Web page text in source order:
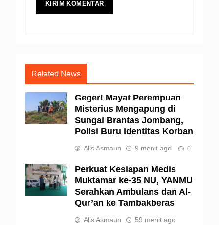
Related News
Geger! Mayat Perempuan
Misterius Mengapung di
Sungai Brantas Jombang,
Polisi Buru Identitas Korban
Alis Asmaun 9 menit ago 0
Perkuat Kesiapan Medis
Muktamar ke-35 NU, YANMU
Serahkan Ambulans dan Al-
Qur’an ke Tambakberas
Alis Asmaun 59 menit ago